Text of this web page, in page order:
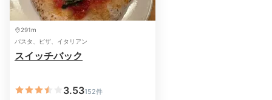
291m
パスタ、ピザ、イタリアン
スイッチバック
3.53152件